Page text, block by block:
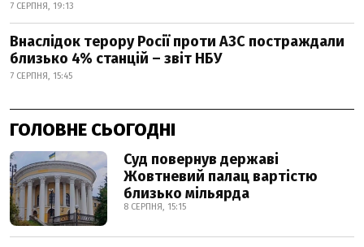
7 СЕРПНЯ, 19:13
Внаслідок терору Росії проти АЗС постраждали
близько 4% станцій – звіт НБУ
7 СЕРПНЯ, 15:45
ГОЛОВНЕ СЬОГОДНІ
Суд повернув державі
Жовтневий палац вартістю
близько мільярда
8 СЕРПНЯ, 15:15